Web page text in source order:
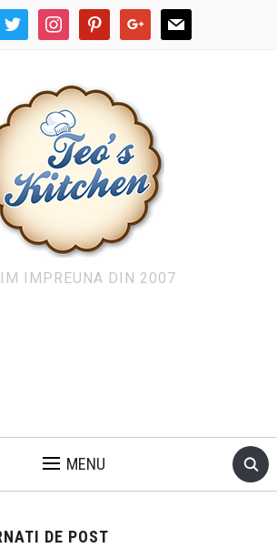
twitter instagrampinterestgoogle mail
IMPREUNA DIN 2007
MENU
DE POST